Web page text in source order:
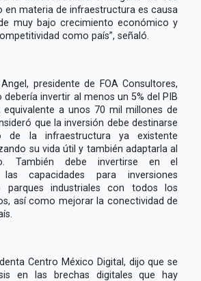
en materia de infraestructura es causa
muy bajo crecimiento económico y
como país”, señaló.
presidente de FOA Consultores,
invertir al menos un 5% del PIB
equivalente a unos 70 mil millones de
que la inversión debe destinarse
de la infraestructura ya existente
su vida útil y también adaptarla al
También debe invertirse en el
capacidades para inversiones
parques industriales con todos los
así como mejorar la conectividad de
Centro México Digital, dijo que se
en las brechas digitales que hay